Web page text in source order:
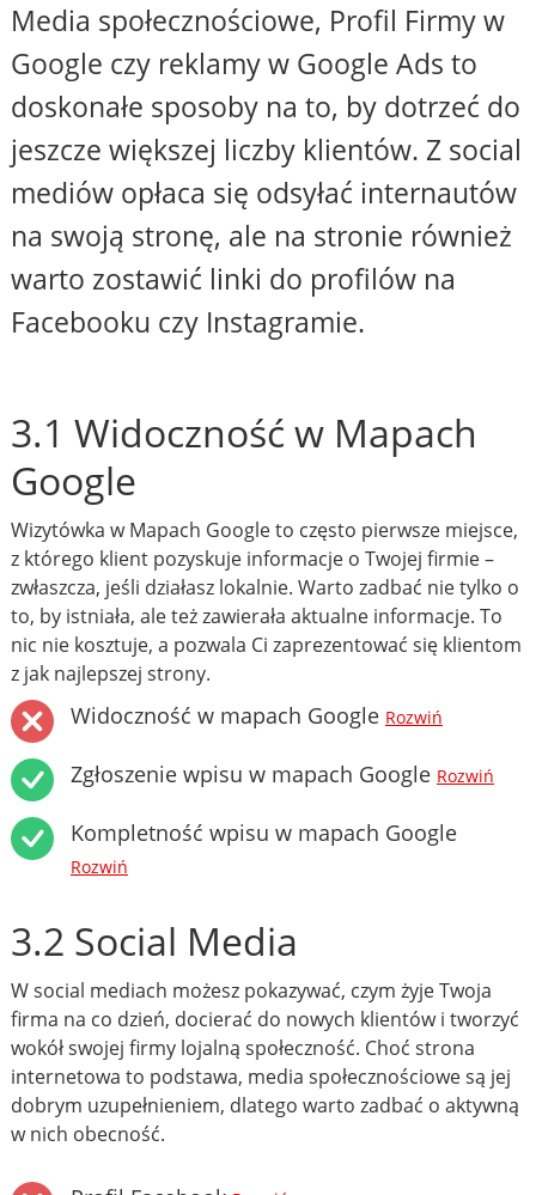
Media społecznościowe, Profil Firmy w
Google czy reklamy w Google Ads to
doskonałe sposoby na to, by dotrzeć do
jeszcze większej liczby klientów. Z social
mediów opłaca się odsyłać internautów
na swoją stronę, ale na stronie również
warto zostawić linki do profilów na
Facebooku czy Instagramie.
3.1 Widoczność w Mapach
Google
Wizytówka w Mapach Google to często pierwsze miejsce,
z którego klient pozyskuje informacje o Twojej firmie –
zwłaszcza, jeśli działasz lokalnie. Warto zadbać nie tylko o
to, by istniała, ale też zawierała aktualne informacje. To
nic nie kosztuje, a pozwala Ci zaprezentować się klientom
z jak najlepszej strony.
Widoczność w mapach Google Rozwiń
Zgłoszenie wpisu w mapach Google Rozwiń
Kompletność wpisu w mapach Google
Rozwiń
3.2 Social Media
W social mediach możesz pokazywać, czym żyje Twoja
firma na co dzień, docierać do nowych klientów i tworzyć
wokół swojej firmy lojalną społeczność. Choć strona
internetowa to podstawa, media społecznościowe są jej
dobrym uzupełnieniem, dlatego warto zadbać o aktywną
w nich obecność.